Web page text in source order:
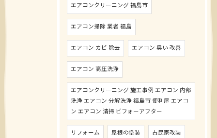
エアコンクリーニング 福島市
エアコン掃除 業者 福島
エアコン カビ 除去 エアコン 臭い 改善
エアコン 高圧洗浄
エアコンクリーニング 施工事例 エアコン 内部
洗浄 エアコン 分解洗浄 福島市 便利屋 エアコ
ン エアコン 清掃 ビフォーアフター
リフォーム 屋根の塗装 古民家改装